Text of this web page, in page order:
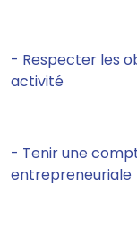
- Respecter les
activité
- Tenir une
entrepreneuriale